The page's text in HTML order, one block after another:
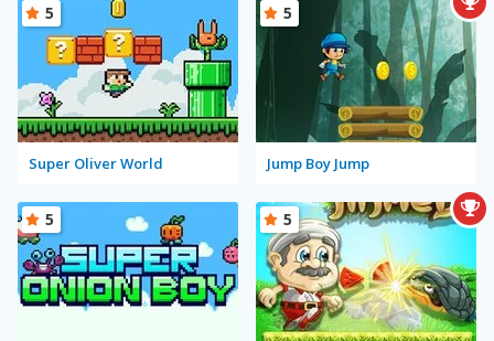
Super Oliver World
5
Jump Boy Jump
5
5 5